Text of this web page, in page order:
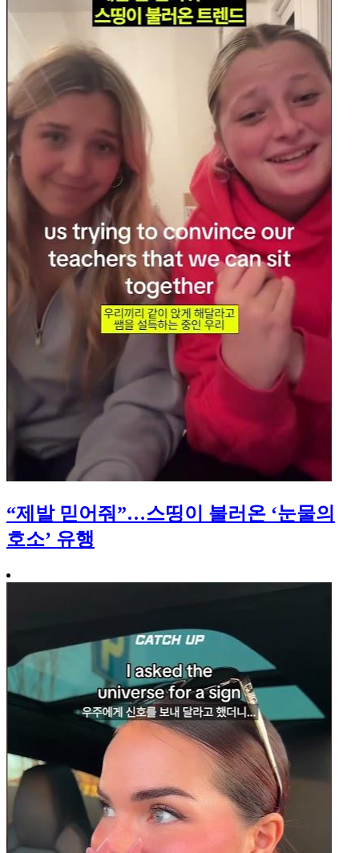
“제발 믿어줘”…스띵이 불러온 ‘눈물의
호소’ 유행